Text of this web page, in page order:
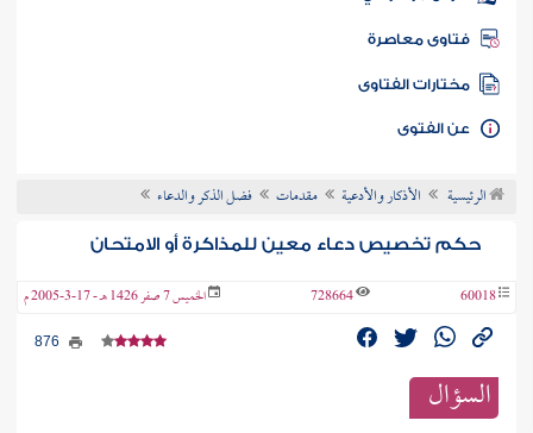
عرض موضوعي
فتاوى معاصرة
مختارات الفتاوى
الفتوى
الرئيسية الأذكار والأدعية مقدمات فضل الذكر والدعاء
حكم تخصيص دعاء معين للمذاكرة أو الامتحان
60018
728664 الخميس 7 صفر 1426 هـ - 17-3-2005 م
السؤال